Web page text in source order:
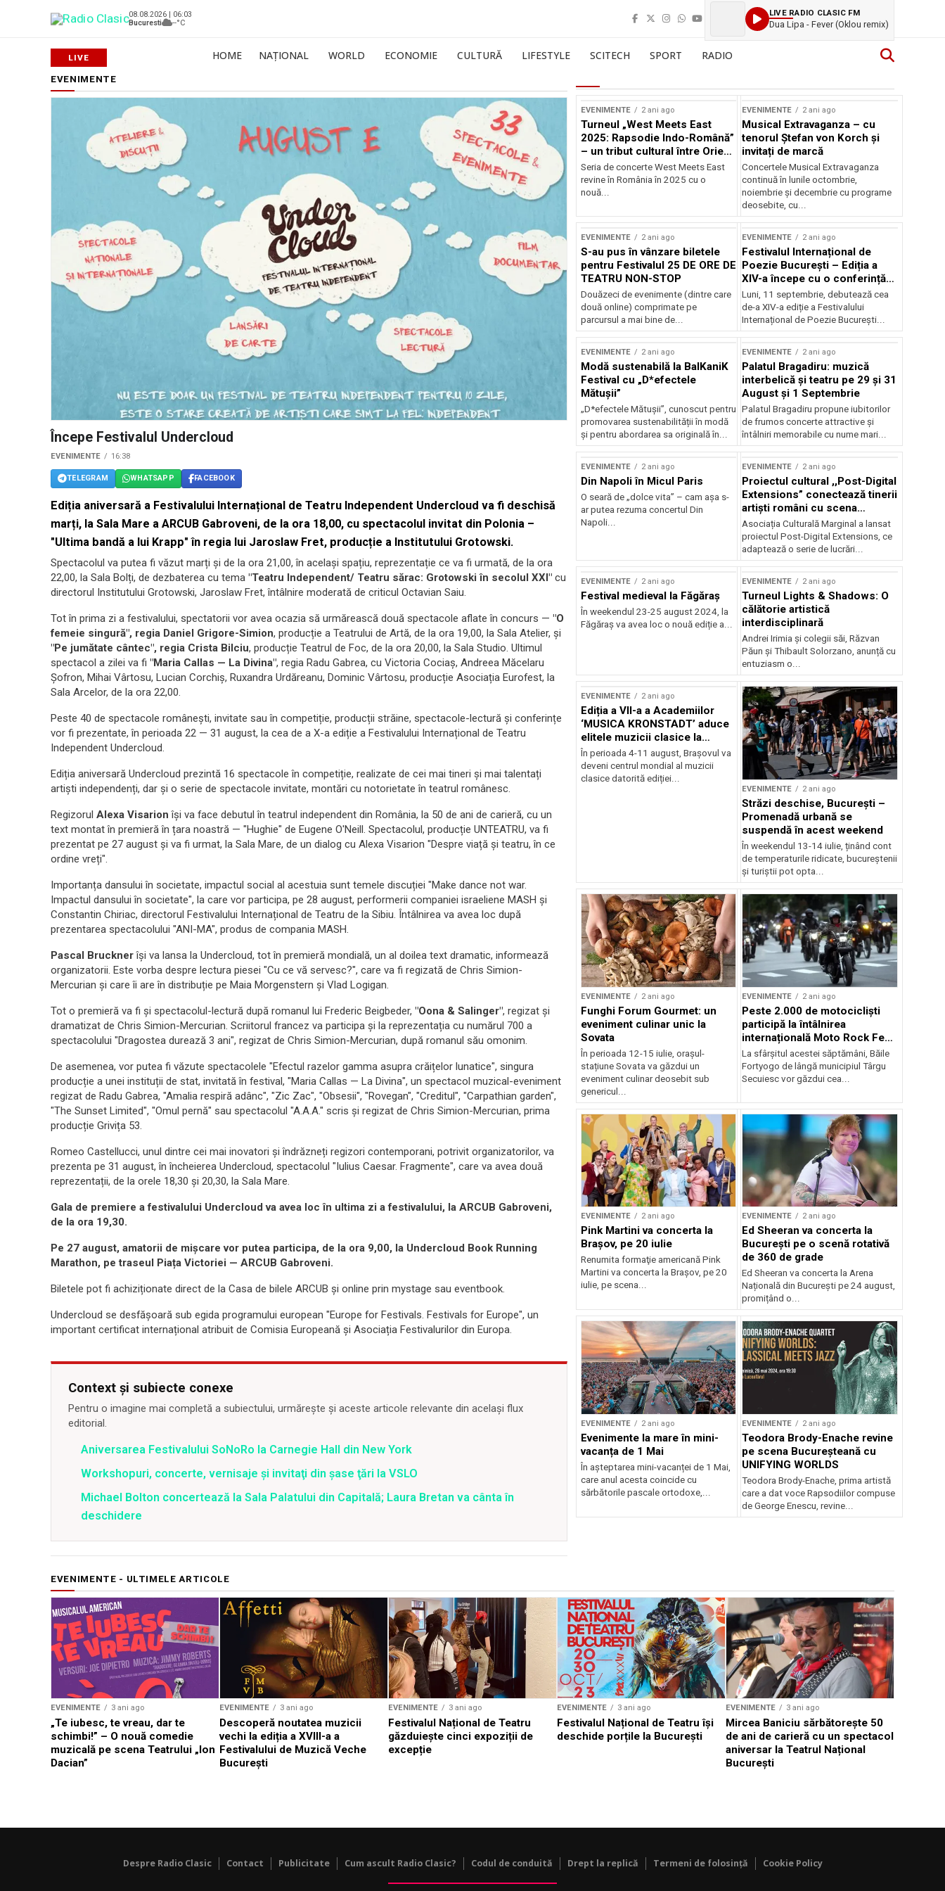
08.08.2026 | 06:03
Bucuresti
--°C
LIVE RADIO CLASIC FM
Dua Lipa - Fever (Oklou remix)
HOME NAȚIONAL WORLD ECONOMIE CULTURĂ LIFESTYLE SCITECH SPORT RADIO
EVENIMENTE
Începe Festivalul Undercloud
EVENIMENTE 16:38
TELEGRAM WHATSAPP FACEBOOK
Ediția aniversară a Festivalului Internațional de Teatru Independent Undercloud va fi deschisă
marți, la Sala Mare a ARCUB Gabroveni, de la ora 18,00, cu spectacolul invitat din Polonia –
"Ultima bandă a lui Krapp" în regia lui Jaroslaw Fret, producție a Institutului Grotowski.
Spectacolul va putea fi văzut marți și de la ora 21,00, în același spațiu, reprezentație ce va fi urmată, de la ora
22,00, la Sala Bolți, de dezbaterea cu tema "Teatru Independent/ Teatru sărac: Grotowski în secolul XXI" cu
directorul Institutului Grotowski, Jaroslaw Fret, întâlnire moderată de criticul Octavian Saiu.
Tot în prima zi a festivalului, spectatorii vor avea ocazia să urmărească două spectacole aflate în concurs — "O
femeie singură", regia Daniel Grigore-Simion, producție a Teatrului de Artă, de la ora 19,00, la Sala Atelier, și
"Pe jumătate cântec", regia Crista Bilciu, producție Teatrul de Foc, de la ora 20,00, la Sala Studio. Ultimul
spectacol a zilei va fi "Maria Callas — La Divina", regia Radu Gabrea, cu Victoria Cociaș, Andreea Măcelaru
Șofron, Mihai Vârtosu, Lucian Corchiș, Ruxandra Urdăreanu, Dominic Vârtosu, producție Asociația Eurofest, la
Sala Arcelor, de la ora 22,00.
Peste 40 de spectacole românești, invitate sau în competiție, producții străine, spectacole-lectură și conferințe
vor fi prezentate, în perioada 22 — 31 august, la cea de a X-a ediție a Festivalului Internațional de Teatru
Independent Undercloud.
Ediția aniversară Undercloud prezintă 16 spectacole în competiție, realizate de cei mai tineri și mai talentați
artiști independenți, dar și o serie de spectacole invitate, montări cu notorietate în teatrul românesc.
Regizorul Alexa Visarion își va face debutul în teatrul independent din România, la 50 de ani de carieră, cu un
text montat în premieră în țara noastră — "Hughie" de Eugene O'Neill. Spectacolul, producție UNTEATRU, va fi
prezentat pe 27 august și va fi urmat, la Sala Mare, de un dialog cu Alexa Visarion "Despre viață și teatru, în ce
ordine vreți".
Importanța dansului în societate, impactul social al acestuia sunt temele discuției "Make dance not war.
Impactul dansului în societate", la care vor participa, pe 28 august, performerii companiei israeliene MASH și
Constantin Chiriac, directorul Festivalului Internațional de Teatru de la Sibiu. Întâlnirea va avea loc după
prezentarea spectacolului "ANI-MA", produs de compania MASH.
Pascal Brucknerîși va lansa la Undercloud, tot în premieră mondială, un al doilea text dramatic, informează
organizatorii. Este vorba despre lectura piesei "Cu ce vă servesc?", care va fi regizată de Chris Simion-
Mercurian și care îi are în distribuție pe Maia Morgenstern și Vlad Logigan.
Tot o premieră va fi și spectacolul-lectură după romanul lui Frederic Beigbeder, "Oona & Salinger", regizat și
dramatizat de Chris Simion-Mercurian. Scriitorul francez va participa și la reprezentația cu numărul 700 a
spectacolului "Dragostea durează 3 ani", regizat de Chris Simion-Mercurian, după romanul său omonim.
De asemenea, vor putea fi văzute spectacolele "Efectul razelor gamma asupra crăițelor lunatice", singura
producție a unei instituții de stat, invitată în festival, "Maria Callas — La Divina", un spectacol muzical-eveniment
regizat de Radu Gabrea, "Amalia respiră adânc", "Zic Zac", "Obsesii", "Rovegan", "Creditul", "Carpathian garden",
"The Sunset Limited", "Omul pernă" sau spectacolul "A.A.A." scris și regizat de Chris Simion-Mercurian, prima
producție Grivița 53.
Romeo Castellucci, unul dintre cei mai inovatori și îndrăzneți regizori contemporani, potrivit organizatorilor, va
prezenta pe 31 august, în încheierea Undercloud, spectacolul "Iulius Caesar. Fragmente", care va avea două
reprezentații, de la orele 18,30 și 20,30, la Sala Mare.
Gala de premiere a festivalului Undercloud va avea loc în ultima zi a festivalului, la ARCUB Gabroveni,
de la ora 19,30.
Pe 27 august, amatorii de mișcare vor putea participa, de la ora 9,00, la Undercloud Book Running
Marathon, pe traseul Piața Victoriei — ARCUB Gabroveni.
Biletele pot fi achiziționate direct de la Casa de bilele ARCUB și online prin mystage sau eventbook.
Undercloud se desfășoară sub egida programului european "Europe for Festivals. Festivals for Europe", un
important certificat internațional atribuit de Comisia Europeană și Asociația Festivalurilor din Europa.
Context și subiecte conexe
Pentru o imagine mai completă a subiectului, urmărește și aceste articole relevante din același flux
editorial.
Aniversarea Festivalului SoNoRo la Carnegie Hall din New York
Workshopuri, concerte, vernisaje şi invitaţi din şase ţări la VSLO
Michael Bolton concertează la Sala Palatului din Capitală; Laura Bretan va cânta în
deschidere
EVENIMENTE 2 ani ago
Turneul „West Meets East
2025: Rapsodie Indo-Română”
– un tribut cultural între Orient
și Occident
Seria de concerte West Meets East
revine în România în 2025 cu o
nouă...
EVENIMENTE 2 ani ago
Musical Extravaganza – cu
tenorul Ștefan von Korch și
invitați de marcă
Concertele Musical Extravaganza
continuă în lunile octombrie,
noiembrie şi decembrie cu programe
deosebite, cu...
EVENIMENTE 2 ani ago
S-au pus în vânzare biletele
pentru Festivalul 25 DE ORE DE
TEATRU NON-STOP
Douăzeci de evenimente (dintre care
două online) comprimate pe
parcursul a mai bine de...
EVENIMENTE 2 ani ago
Festivalul Internațional de
Poezie București – Ediția a
XIV-a începe cu o conferință
despre limba română
susținută de Marco Lucchesi
Luni, 11 septembrie, debutează cea
de-a XIV-a ediție a Festivalului
Internațional de Poezie București...
EVENIMENTE 2 ani ago
Modă sustenabilă la BalKaniK
Festival cu „D*efectele
Mătușii”
„D*efectele Mătușii”, cunoscut pentru
promovarea sustenabilității în modă
și pentru abordarea sa originală în...
EVENIMENTE 2 ani ago
Palatul Bragadiru: muzică
interbelică şi teatru pe 29 şi 31
August şi 1 Septembrie
Palatul Bragadiru propune iubitorilor
de frumos concerte attractive şi
întâlniri memorabile cu nume mari...
EVENIMENTE 2 ani ago
Din Napoli în Micul Paris
O seară de „dolce vita” – cam așa s-
ar putea rezuma concertul Din
Napoli...
EVENIMENTE 2 ani ago
Proiectul cultural ,,Post-Digital
Extensions” conectează tinerii
artiști români cu scena
internațională
Asociația Culturală Marginal a lansat
proiectul Post-Digital Extensions, ce
adaptează o serie de lucrări...
EVENIMENTE 2 ani ago
Festival medieval la Făgăraș
În weekendul 23-25 august 2024, la
Făgăraș va avea loc o nouă ediție a...
EVENIMENTE 2 ani ago
Turneul Lights & Shadows: O
călătorie artistică
interdisciplinară
Andrei Irimia și colegii săi, Răzvan
Păun și Thibault Solorzano, anunță cu
entuziasm o...
EVENIMENTE 2 ani ago
Ediția a VII-a a Academiilor
‘MUSICA KRONSTADT’ aduce
elitele muzicii clasice la
Brașov
În perioada 4-11 august, Brașovul va
deveni centrul mondial al muzicii
clasice datorită ediției...
EVENIMENTE 2 ani ago
Străzi deschise, București –
Promenadă urbană se
suspendă în acest weekend
În weekendul 13-14 iulie, ținând cont
de temperaturile ridicate, bucureștenii
și turiștii pot opta...
EVENIMENTE 2 ani ago
Funghi Forum Gourmet: un
eveniment culinar unic la
Sovata
În perioada 12-15 iulie, orașul-
stațiune Sovata va găzdui un
eveniment culinar deosebit sub
genericul...
EVENIMENTE 2 ani ago
Peste 2.000 de motocicliști
participă la întâlnirea
internațională Moto Rock Fest
la Băile Fortyogo
La sfârșitul acestei săptămâni, Băile
Fortyogo de lângă municipiul Târgu
Secuiesc vor găzdui cea...
EVENIMENTE 2 ani ago
Pink Martini va concerta la
Braşov, pe 20 iulie
Renumita formaţie americană Pink
Martini va concerta la Braşov, pe 20
iulie, pe scena...
EVENIMENTE 2 ani ago
Ed Sheeran va concerta la
București pe o scenă rotativă
de 360 de grade
Ed Sheeran va concerta la Arena
Națională din București pe 24 august,
promițând o...
EVENIMENTE 2 ani ago
Evenimente la mare în mini-
vacanța de 1 Mai
În așteptarea mini-vacanței de 1 Mai,
care anul acesta coincide cu
sărbătorile pascale ortodoxe,...
EVENIMENTE 2 ani ago
Teodora Brody-Enache revine
pe scena Bucureșteană cu
UNIFYING WORLDS
Teodora Brody-Enache, prima artistă
care a dat voce Rapsodiilor compuse
de George Enescu, revine...
EVENIMENTE - ULTIMELE ARTICOLE
EVENIMENTE 3 ani ago
„Te iubesc, te vreau, dar te
schimbi!” – O nouă comedie
muzicală pe scena Teatrului „Ion
Dacian”
EVENIMENTE 3 ani ago
Descoperă noutatea muzicii
vechi la ediția a XVIII-a a
Festivalului de Muzică Veche
București
EVENIMENTE 3 ani ago
Festivalul Național de Teatru
găzduiește cinci expoziții de
excepție
EVENIMENTE 3 ani ago
Festivalul Național de Teatru își
deschide porțile la București
EVENIMENTE 3 ani ago
Mircea Baniciu sărbătorește 50
de ani de carieră cu un spectacol
aniversar la Teatrul Național
București
Despre Radio Clasic Contact Publicitate Cum ascult Radio Clasic? Codul de conduită Drept la replică Termeni de folosință Cookie Policy